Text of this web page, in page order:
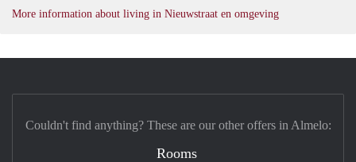
More information about living in Nieuwstraat en omgeving
Couldn't find anything? These are our other offers in Almelo:
Rooms